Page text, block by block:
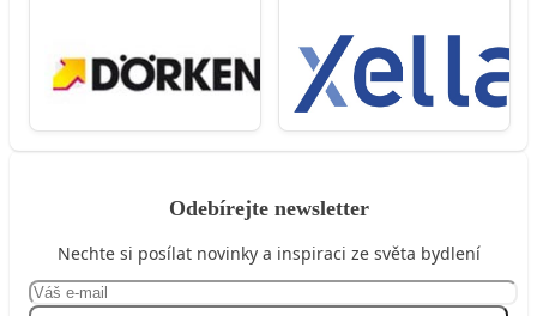
Odebírejte newsletter
Nechte si posílat novinky a inspiraci ze světa bydlení